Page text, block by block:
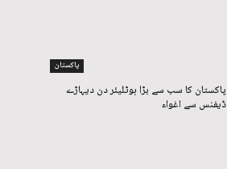
پاکستان
پاکستان کا سب سے بڑا ہوٹلیئر دن دیہاڑے
ڈیفنس سے اغواء